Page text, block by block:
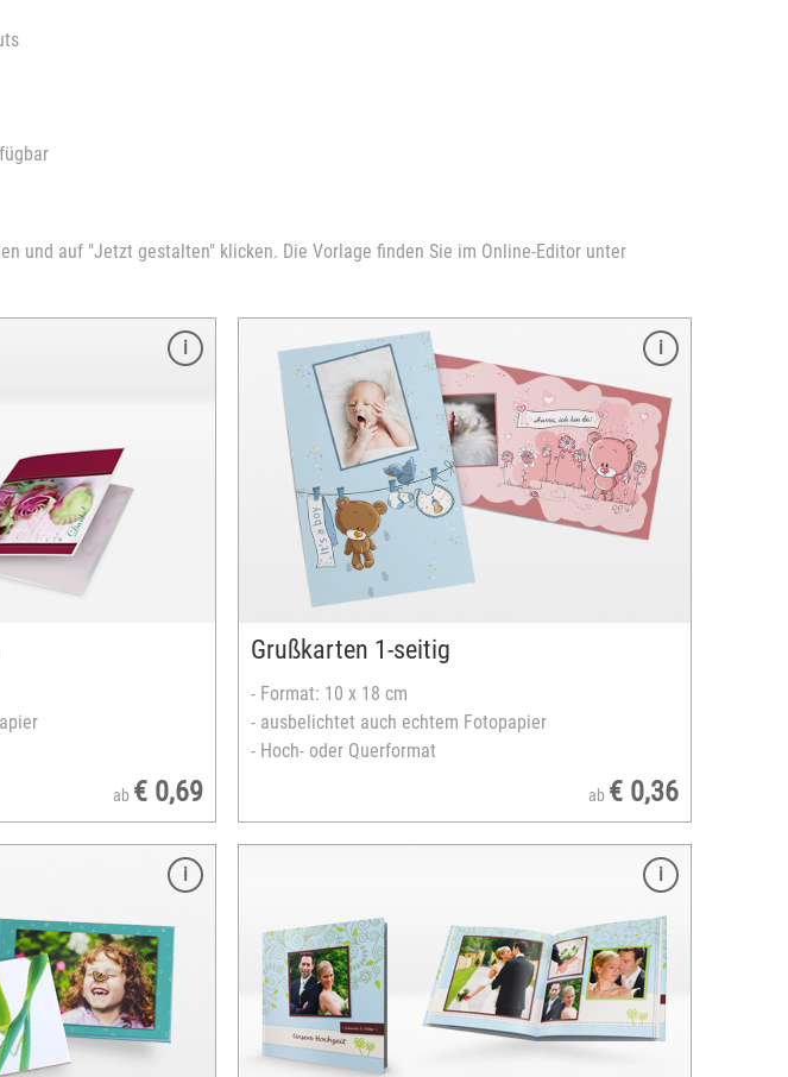
und auf "Jetzt gestalten" klicken. Die Vorlage finden Sie im Online-Editor unter
ab € 0,69
Grußkarten 1-seitig
- Format: 10 x 18 cm
- ausbelichtet auch echtem Fotopapier
- Hoch- oder Querformat
ab € 0,36
Fotopapier
verfügbar
10 Stück
Korrektur
Fotopapier
glänzend lackiert